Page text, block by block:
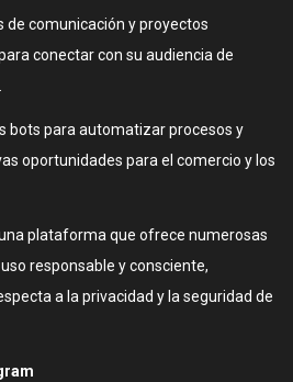
de comunicación y proyectos
conectar con su audiencia de
bots para automatizar procesos y
oportunidades para el comercio y los
plataforma que ofrece numerosas
responsable y consciente,
a la privacidad y la seguridad de